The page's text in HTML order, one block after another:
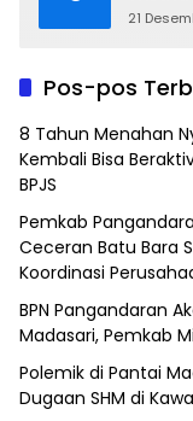
21
Pos-pos
8 Tahun Menahan
Kembali Bisa
BPJS
Pemkab
Ceceran Batu Bara
Koordinasi
BPN Pangandaran
Madasari, Pemkab
Polemik di Pantai
Dugaan SHM di